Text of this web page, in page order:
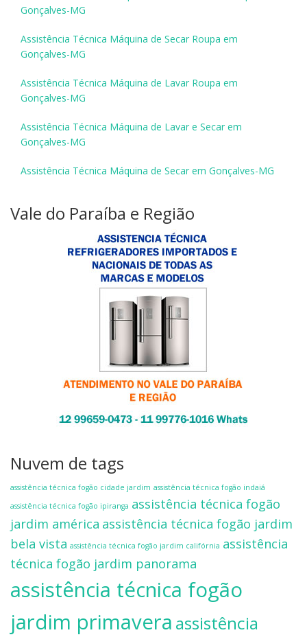
Gonçalves-MG
Assistência Técnica Máquina de Secar Roupa em
Gonçalves-MG
Assistência Técnica Máquina de Lavar Roupa em
Gonçalves-MG
Assistência Técnica Máquina de Lavar e Secar em
Gonçalves-MG
Assistência Técnica Máquina de Secar em Gonçalves-MG
Vale do Paraíba e Região
Nuvem de tags
assistência técnica fogão cidade jardim assistência técnica fogão indaiá
assistência técnica fogão ipiranga assistência técnica fogão
jardim américa assistência técnica fogão jardim
bela vista assistência técnica fogão jardim califórnia assistência
técnica fogão jardim panorama
assistência técnica fogão
jardim primavera assistência